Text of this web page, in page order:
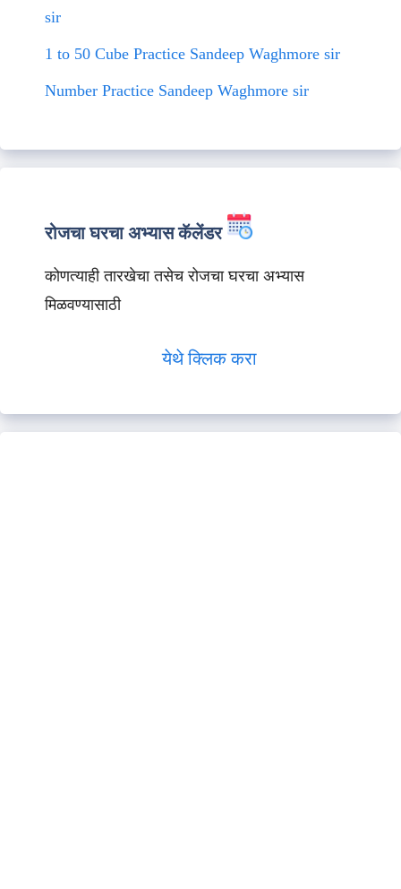
sir
1 to 50 Cube Practice Sandeep Waghmore sir
Number Practice Sandeep Waghmore sir
रोजचा घरचा अभ्यास कॅलेंडर
कोणत्याही तारखेचा तसेच रोजचा घरचा अभ्यास
मिळवण्यासाठी
येथे क्लिक करा